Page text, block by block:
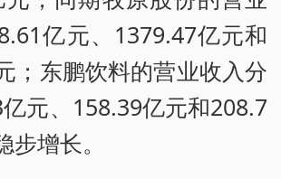
亿元、1379.47亿元和
；东鹏饮料的营业收入分
元、158.39亿元和208.7
增长。